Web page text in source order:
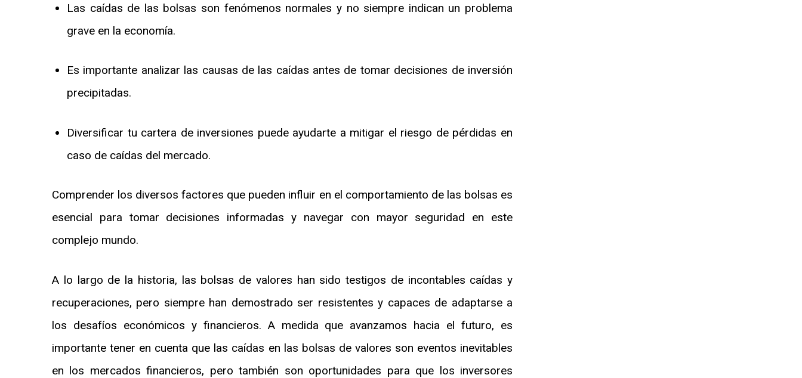
Las caídas de las bolsas son fenómenos normales y no siempre indican un problema
grave en la economía.
Es importante analizar las causas de las caídas antes de tomar decisiones de inversión
precipitadas.
Diversificar tu cartera de inversiones puede ayudarte a mitigar el riesgo de pérdidas en
caso de caídas del mercado.
Comprender los diversos factores que pueden influir en el comportamiento de las bolsas es
esencial para tomar decisiones informadas y navegar con mayor seguridad en este
complejo mundo.
A lo largo de la historia, las bolsas de valores han sido testigos de incontables caídas y
recuperaciones, pero siempre han demostrado ser resistentes y capaces de adaptarse a
los desafíos económicos y financieros. A medida que avanzamos hacia el futuro, es
importante tener en cuenta que las caídas en las bolsas de valores son eventos inevitables
en los mercados financieros, pero también son oportunidades para que los inversores